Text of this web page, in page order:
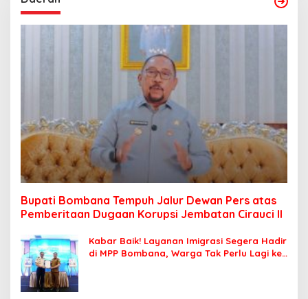
Bupati Bombana Tempuh Jalur Dewan Pers atas
Pemberitaan Dugaan Korupsi Jembatan Cirauci II
Kabar Baik! Layanan Imigrasi Segera Hadir
di MPP Bombana, Warga Tak Perlu Lagi ke